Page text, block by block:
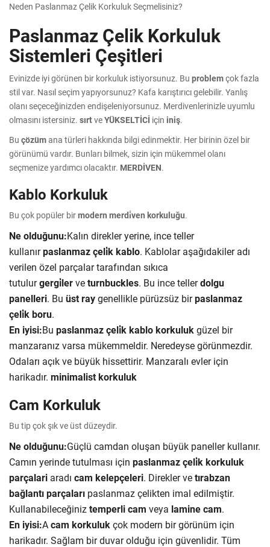
Neden Paslanmaz Çelik Korkuluk Seçmelisiniz?
Paslanmaz Çelik Korkuluk
Sistemleri Çeşitleri
Evinizde iyi görünen bir korkuluk istiyorsunuz. Bu problemçok fazla
stil var. Nasıl seçim yapıyorsunuz? Kafa karıştırıcı gelebilir. Yanlış
olanı seçeceğinizden endişeleniyorsunuz. Merdivenlerinizle uyumlu
olmasını istersiniz. sırtveYÜKSELTİCİ için iniş.
Bu çözümana türleri hakkında bilgi edinmektir. Her birinin özel bir
görünümü vardır. Bunları bilmek, sizin için mükemmel olanı
seçmenize yardımcı olacaktır. MERDİVEN.
Kablo Korkuluk
Bu çok popüler birmodern merdi̇ven korkuluğu.
Ne olduğunu:Kalın direkler yerine, ince teller
kullanırpaslanmaz çeli̇k kablo. Kablolar aşağıdakiler adı
verilen özel parçalar tarafından sıkıca
tutulurgergi̇lerveturnbuckles. Bu ince tellerdolgu
panelleri. Bu üst raygenellikle pürüzsüz birpaslanmaz
çeli̇k boru.
En iyisi:Bu paslanmaz çeli̇k kablo korkulukgüzel bir
manzaranız varsa mükemmeldir. Neredeyse görünmezdir.
Odaları açık ve büyük hissettirir. Manzaralı evler için
harikadır. minimalist korkuluk
Cam Korkuluk
Bu tip çok şık ve üst düzeydir.
Ne olduğunu:Güçlü camdan oluşan büyük paneller kullanır.
Camın yerinde tutulması için paslanmaz çeli̇k korkuluk
parçalari aradı cam kelepçeleri. Direkler vetırabzan
bağlantı parçaları paslanmaz çelikten imal edilmiştir.
Kullanabileceğiniztemperli cam veya lamine cam.
En iyisi:Acam korkulukçok modern bir görünüm için
harikadır. Sağlam bir duvar olduğu için güvenlidir. Tüm